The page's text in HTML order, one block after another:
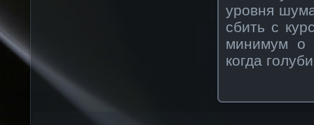
уровня
сбить с
минимум о
когда